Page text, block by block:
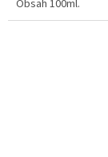
Obsah 100ml.